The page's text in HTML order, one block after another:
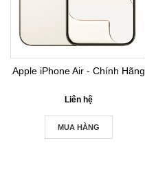
Apple iPhone Air - Chính Hãng
Liên hệ
MUA HÀNG